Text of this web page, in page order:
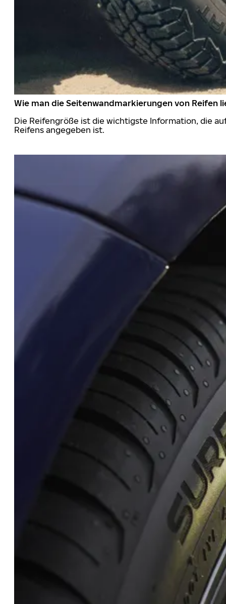
Wie man die Seitenwandmarkierungen von Reifen
Die Reifengröße ist die wichtigste Information, die
Reifens angegeben ist.